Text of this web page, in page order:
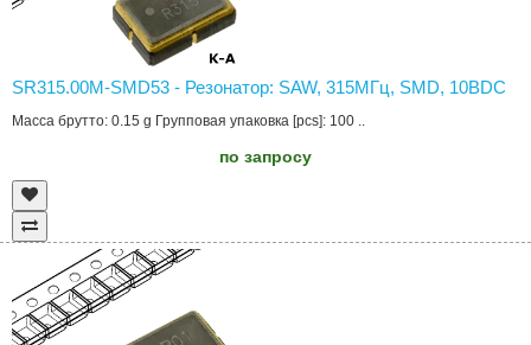
SR315.00M-SMD53 - Резонатор: SAW, 315МГц, SMD, 10ВDC
Масса брутто: 0.15 g Групповая упаковка [pcs]: 100 ..
по запросу